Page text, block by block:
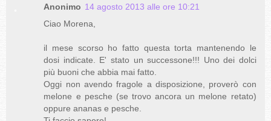
Anonimo 14 agosto 2013 alle ore 10:21
Ciao Morena,
il mese scorso ho fatto questa torta mantenendo le
dosi indicate. E' stato un successone!!! Uno dei dolci
più buoni che abbia mai fatto.
Oggi non avendo fragole a disposizione, proverò con
melone e pesche (se trovo ancora un melone retato)
oppure ananas e pesche.